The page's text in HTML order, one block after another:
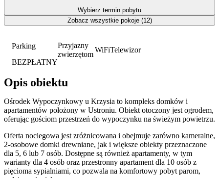
Parking
BEZPŁATNY
Przyjazny
zwierzętom
WiFiTelewizor
Opis obiektu
Ośrodek Wypoczynkowy u Krzysia to kompleks domków i
apartamentów położony w Ustroniu. Obiekt otoczony jest ogrodem,
oferując gościom przestrzeń do wypoczynku na świeżym powietrzu.
Oferta noclegowa jest zróżnicowana i obejmuje zarówno kameralne,
2-osobowe domki drewniane, jak i większe obiekty przeznaczone
dla 5, 6 lub 7 osób. Dostępne są również apartamenty, w tym
warianty dla 4 osób oraz przestronny apartament dla 10 osób z
pięcioma sypialniami, co pozwala na komfortowy pobyt parom,
Wybierz termin pobytu
Zobacz wszystkie pokoje (12)